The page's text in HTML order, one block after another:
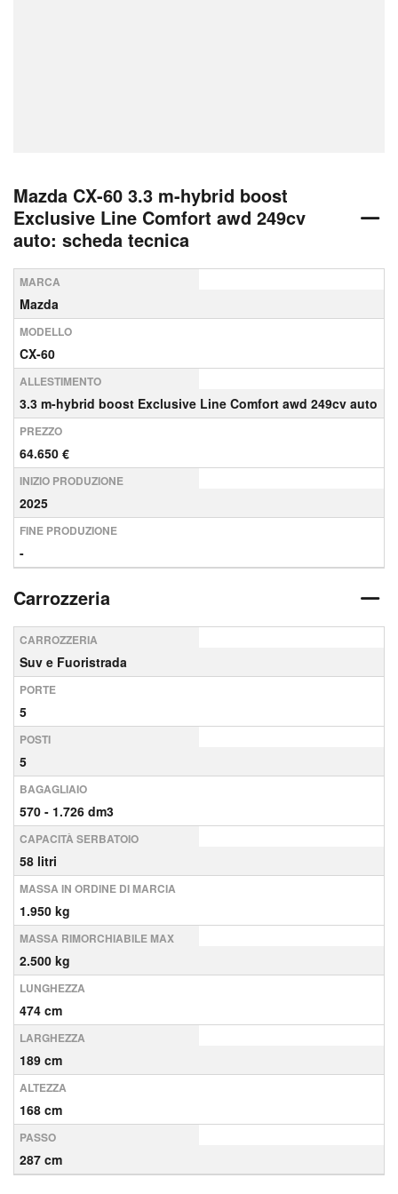
Mazda CX-60 3.3 m-hybrid boost
Exclusive Line Comfort awd 249cv
auto: scheda tecnica
MARCA
Mazda
MODELLO
CX-60
ALLESTIMENTO
3.3 m-hybrid boost Exclusive Line Comfort awd 249cv auto
PREZZO
64.650 €
INIZIO PRODUZIONE
2025
FINE PRODUZIONE
-
Carrozzeria
CARROZZERIA
Suv e Fuoristrada
PORTE
5
POSTI
5
BAGAGLIAIO
570 - 1.726 dm3
CAPACITÀ SERBATOIO
58 litri
MASSA IN ORDINE DI MARCIA
1.950 kg
MASSA RIMORCHIABILE MAX
2.500 kg
LUNGHEZZA
474 cm
LARGHEZZA
189 cm
ALTEZZA
168 cm
PASSO
287 cm